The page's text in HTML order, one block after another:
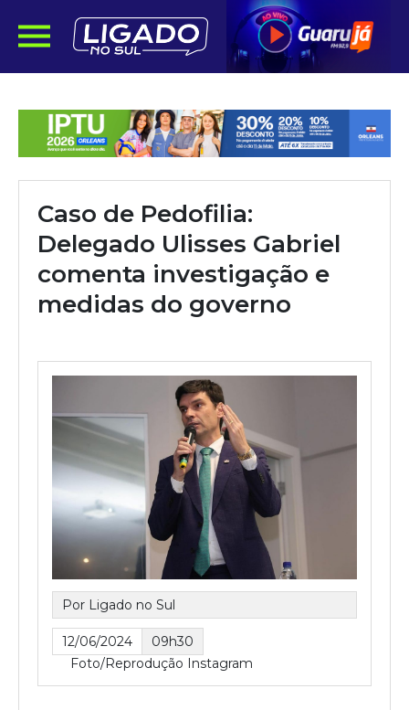
Caso de Pedofilia:
Delegado Ulisses Gabriel
comenta investigação e
medidas do governo
Por Ligado no Sul
12/06/2024
09h30
Foto/Reprodução Instagram